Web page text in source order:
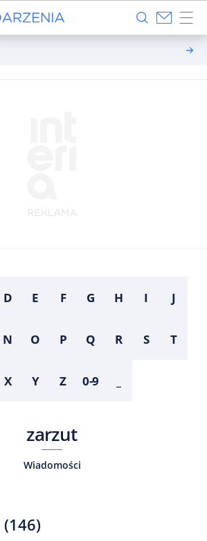
D E F G H I J
N O P Q R S T
X Y Z 0-9
zarzut
Wiadomości
(146)